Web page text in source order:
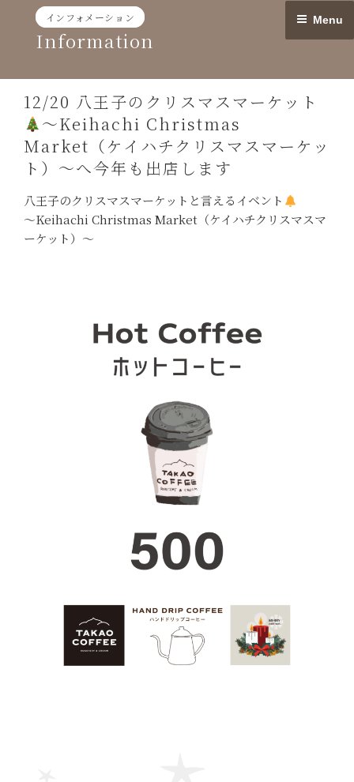
content
Menu
インフォメーション
Information
12/20 八王子のクリスマスマーケット
〜Keihachi Christmas
Market（ケイハチクリスマスマーケッ
ト）〜へ今年も出店します
八王子のクリスマスマーケットと言えるイベント
〜Keihachi Christmas Market（ケイハチクリスマスマ
ーケット）〜